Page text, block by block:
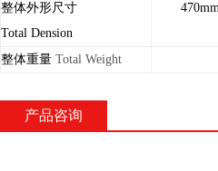
整体外形尺寸
Total Dension
整体重量 Total Weight
产品咨询